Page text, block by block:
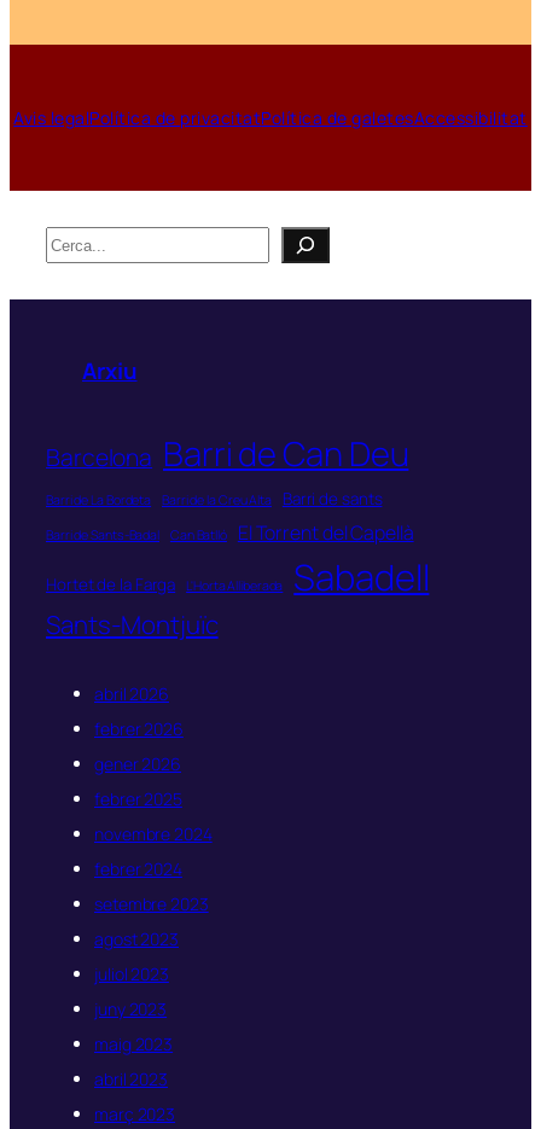
Avis legalPolítica de privacitatPolítica de galetesAccessibilitat
Cerca
Arxiu
Barcelona Barri de Can Deu
Barri de La Bordeta Barri de la Creu Alta Barri de sants
Barri de Sants-Badal Can Batlló El Torrent del Capellà
Hortet de la Farga L'Horta Alliberada Sabadell
Sants-Montjuïc
abril 2026
febrer 2026
gener 2026
febrer 2025
novembre 2024
febrer 2024
setembre 2023
agost 2023
juliol 2023
juny 2023
maig 2023
abril 2023
març 2023